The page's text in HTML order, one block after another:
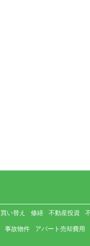
買い替え 修繕 不動産投資
事故物件 アパート売却費用